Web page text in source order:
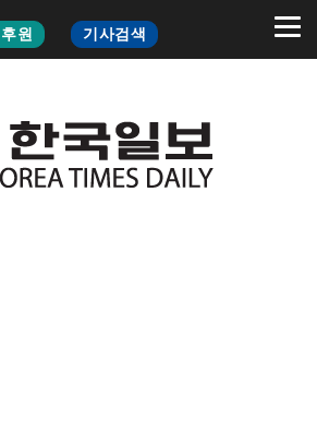
후원 기사검색